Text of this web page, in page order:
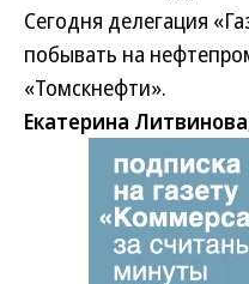
Сегодня делегация
побывать на
«Томскнефти».
Екатерина